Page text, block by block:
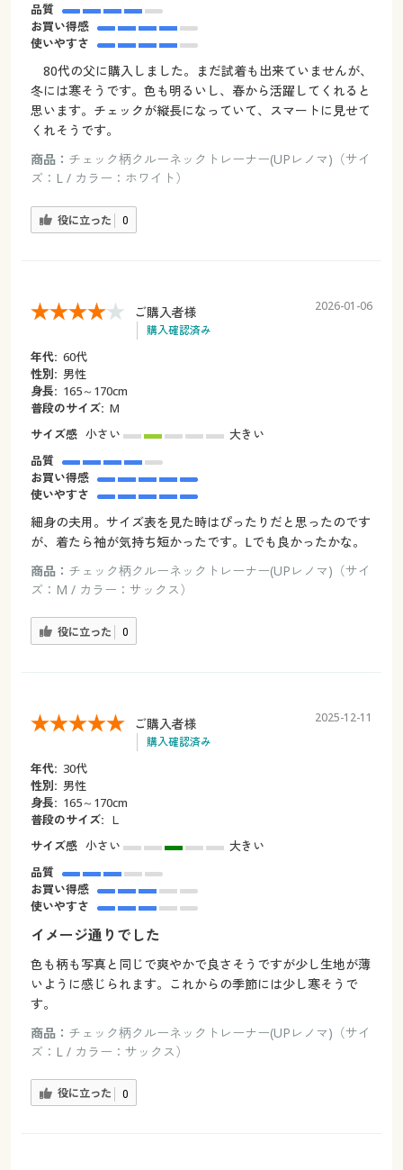
品質
お買い得感
使いやすさ
80代の父に購入しました。まだ試着も出来ていませんが、
冬には寒そうです。色も明るいし、春から活躍してくれると
思います。チェックが縦長になっていて、スマートに見せて
くれそうです。
商品： チェック柄クルーネックトレーナー(UPレノマ)（サイ
ズ：L / カラー：ホワイト）
役に立った 0
ご購入者様
購入確認済み
2026-01-06
年代: 60代
性別: 男性
身長: 165～170cm
普段のサイズ: M
サイズ感 小さい
大きい
品質
お買い得感
使いやすさ
細身の夫用。サイズ表を見た時はぴったりだと思ったのです
が、着たら袖が気持ち短かったです。Lでも良かったかな。
商品： チェック柄クルーネックトレーナー(UPレノマ)（サイ
ズ：M / カラー：サックス）
役に立った 0
ご購入者様
購入確認済み
2025-12-11
年代: 30代
性別: 男性
身長: 165～170cm
普段のサイズ: Ｌ
サイズ感 小さい
大きい
品質
お買い得感
使いやすさ
イメージ通りでした
色も柄も写真と同じで爽やかで良さそうですが少し生地が薄
いように感じられます。これからの季節には少し寒そうで
す。
商品： チェック柄クルーネックトレーナー(UPレノマ)（サイ
ズ：L / カラー：サックス）
役に立った 0